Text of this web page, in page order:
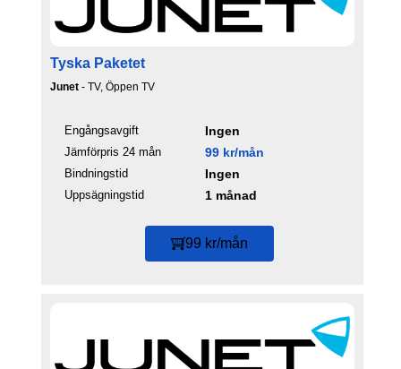
Tyska Paketet
Junet - TV, Öppen TV
Engångsavgift Ingen
Jämförpris 24 mån 99 kr/mån
Bindningstid Ingen
Uppsägningstid 1 månad
99 kr/mån